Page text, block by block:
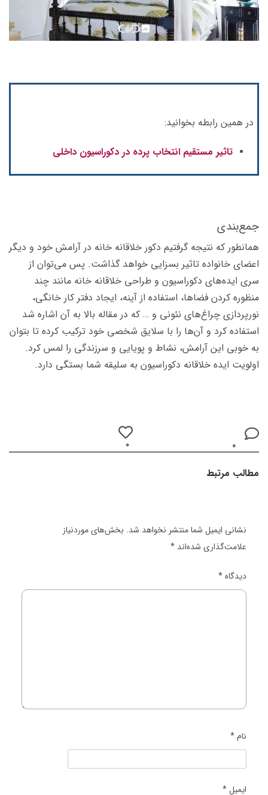
در همین رابطه بخوانید:
تاثیر مستقیم انتخاب پرده در دکوراسیون داخلی
جمع‌­بندی
همانطور که نتیجه گرفتیم دکور خلاقانه خانه در آرامش خود و دیگر
اعضای خانواده تاثیر بسزایی خواهد گذاشت. پس می­‌توان از
سری ­ایده‌های دکوراسیون و طراحی خلاقانه خانه مانند چند
منظوره کردن فضاها، استفاده از آینه، ایجاد دفتر کار خانگی،
‌نورپردازی چراغ­‌های نئونی و … ‌که در مقاله بالا به آن اشاره شد
استفاده کرد و آن­‌ها را با سلایق شخصی خود ترکیب کرده تا بتوان
به خوبی این آرامش، نشاط و پویایی و سرزندگی را لمس کرد.
اولویت ایده خلاقانه دکوراسیون به سلیقه شما بستگی دارد.
۰ ۰
مطالب مرتبط
نشانی ایمیل شما منتشر نخواهد شد. بخش‌های موردنیاز
علامت‌گذاری شده‌اند *
دیدگاه*
نام*
ایمیل*